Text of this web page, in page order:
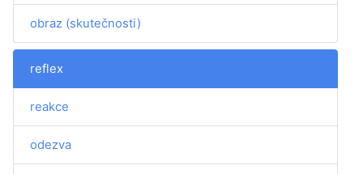
obraz (skutečnosti)
reflex
reakce
odezva